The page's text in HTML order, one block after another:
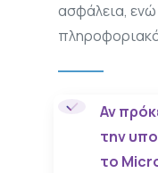
ασφάλεια,
Αν
την
το